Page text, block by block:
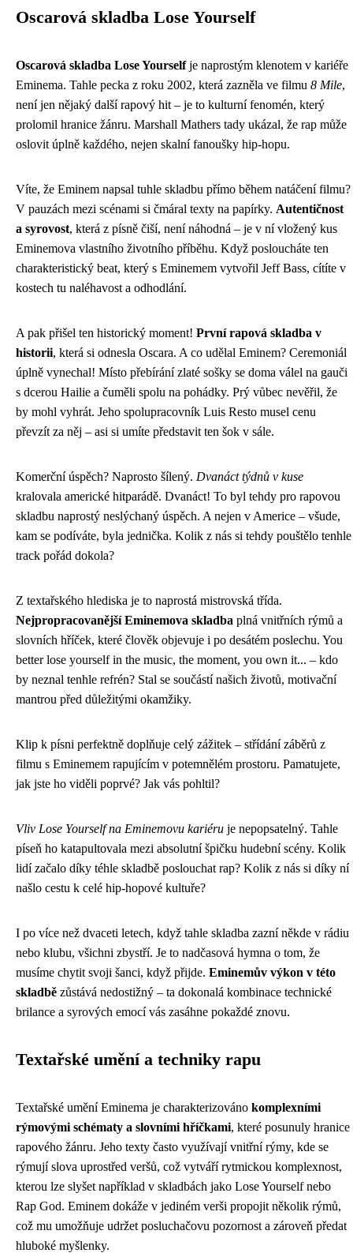
Oscarová skladba Lose Yourself
Oscarová skladba Lose Yourselfje naprostým klenotem v kariéře
Eminema. Tahle pecka z roku 2002, která zazněla ve filmu 8 Mile,
není jen nějaký další rapový hit – je to kulturní fenomén, který
prolomil hranice žánru. Marshall Mathers tady ukázal, že rap může
oslovit úplně každého, nejen skalní fanoušky hip-hopu.
Víte, že Eminem napsal tuhle skladbu přímo během natáčení filmu?
V pauzách mezi scénami si čmáral texty na papírky. Autentičnost
a syrovost, která z písně čiší, není náhodná – je v ní vložený kus
Eminemova vlastního životního příběhu. Když posloucháte ten
charakteristický beat, který s Eminemem vytvořil Jeff Bass, cítíte v
kostech tu naléhavost a odhodlání.
A pak přišel ten historický moment! První rapová skladba v
historii, která si odnesla Oscara. A co udělal Eminem? Ceremoniál
úplně vynechal! Místo přebírání zlaté sošky se doma válel na gauči
s dcerou Hailie a čuměli spolu na pohádky. Prý vůbec nevěřil, že
by mohl vyhrát. Jeho spolupracovník Luis Resto musel cenu
převzít za něj – asi si umíte představit ten šok v sále.
Komerční úspěch? Naprosto šílený. Dvanáct týdnů v kuse
kralovala americké hitparádě. Dvanáct! To byl tehdy pro rapovou
skladbu naprostý neslýchaný úspěch. A nejen v Americe – všude,
kam se podíváte, byla jednička. Kolik z nás si tehdy pouštělo tenhle
track pořád dokola?
Z textařského hlediska je to naprostá mistrovská třída.
Nejpropracovanější Eminemova skladba plná vnitřních rýmů a
slovních hříček, které člověk objevuje i po desátém poslechu. You
better lose yourself in the music, the moment, you own it... – kdo
by neznal tenhle refrén? Stal se součástí našich životů, motivační
mantrou před důležitými okamžiky.
Klip k písni perfektně doplňuje celý zážitek – střídání záběrů z
filmu s Eminemem rapujícím v potemnělém prostoru. Pamatujete,
jak jste ho viděli poprvé? Jak vás pohltil?
Vliv Lose Yourself na Eminemovu kariéru je nepopsatelný. Tahle
píseň ho katapultovala mezi absolutní špičku hudební scény. Kolik
lidí začalo díky téhle skladbě poslouchat rap? Kolik z nás si díky ní
našlo cestu k celé hip-hopové kultuře?
I po více než dvaceti letech, když tahle skladba zazní někde v rádiu
nebo klubu, všichni zbystří. Je to nadčasová hymna o tom, že
musíme chytit svoji šanci, když přijde. Eminemův výkon v této
skladbě zůstává nedostižný – ta dokonalá kombinace technické
brilance a syrových emocí vás zasáhne pokaždé znovu.
Textařské umění a techniky rapu
Textařské umění Eminema je charakterizováno komplexními
rýmovými schématy a slovními hříčkami, které posunuly hranice
rapového žánru. Jeho texty často využívají vnitřní rýmy, kde se
rýmují slova uprostřed veršů, což vytváří rytmickou komplexnost,
kterou lze slyšet například v skladbách jako Lose Yourself nebo
Rap God. Eminem dokáže v jediném verši propojit několik rýmů,
což mu umožňuje udržet posluchačovu pozornost a zároveň předat
hluboké myšlenky.